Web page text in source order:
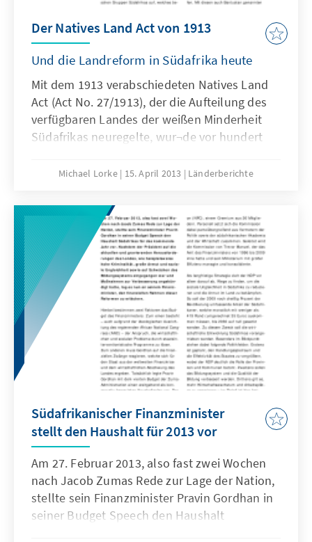
Der Natives Land Act von 1913
Und die Landreform in Südafrika heute
Mit dem 1913 verabschiedeten Natives Land
Act (Act No. 27/1913), der die Aufteilung des
verfügbaren Landes der weißen Minderheit
Südafrikas neuregelte, wur¬de vor hundert
Entrechtung und wirtschaftliche
gelegt. Die tiefgreifenden Folgen dieser
Gesetzgebung sind auch heute noch –
hundert Jahre danach – zu spüren und
stellen das moderne Südafrika vor eine der
größten Herausforderungen, die es zu
bewältigen gilt.
Michael Lorke 15. April 2013 Länderberichte
Südafrikanischer Finanzminister
stellt den Haushalt für 2013 vor
Am 27. Februar 2013, also fast zwei Wochen
nach Jacob Zumas Rede zur Lage der Nation,
stellte sein Finanzminister Pravin Gordhan in
seiner Budget Speech den Haushalt